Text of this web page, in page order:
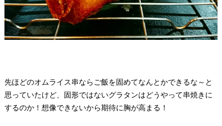
先ほどのオムライス串ならご飯を固めてなんとかできるな～と
思っていたけど、固形ではないグラタンはどうやって串焼きに
するのか！想像できないから期待に胸が高まる！